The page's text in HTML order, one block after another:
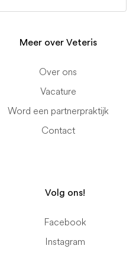
Meer over Veteris
Over ons
Vacature
Word een partnerpraktijk
Contact
Volg ons!
Facebook
Instagram